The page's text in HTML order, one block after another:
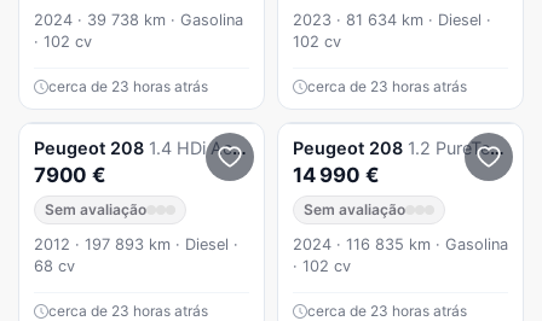
2024 · 39 738 km · Gasolina
· 102 cv
cerca de 23 horas atrás
2023 · 81 634 km · Diesel ·
102 cv
cerca de 23 horas atrás
Peugeot 208 1.4 HDi Active
7900 €
Sem avaliação
2012 · 197 893 km · Diesel ·
68 cv
cerca de 23 horas atrás
Peugeot 208 1.2 PureTech Allure
14 990 €
Sem avaliação
2024 · 116 835 km · Gasolina
· 102 cv
cerca de 23 horas atrás